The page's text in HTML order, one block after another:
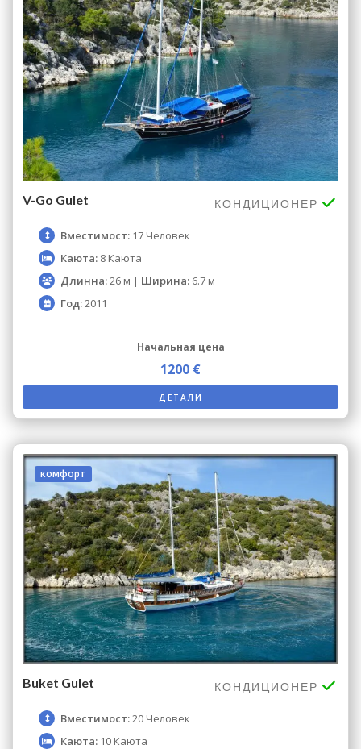
V-Go Gulet КОНДИЦИОНЕР
Вместимост: 17 Человек
Каюта: 8 Каюта
Длинна:26 м | Ширина: 6.7 м
Год:2011
Начальная цена
1200 €
ДЕТАЛИ
комфорт
Buket Gulet КОНДИЦИОНЕР
Вместимост:20 Человек
Каюта: 10 Каюта